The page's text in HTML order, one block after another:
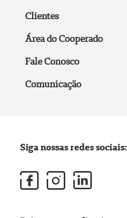
Clientes
Área do Cooperado
Fale Conosco
Comunicação
Siga nossas redes sociais: